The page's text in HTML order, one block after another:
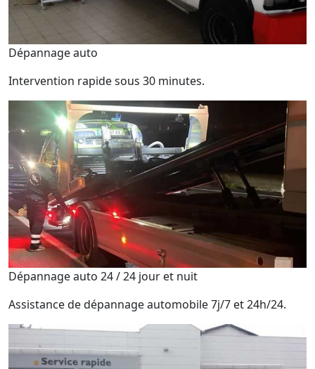
Dépannage auto
Intervention rapide sous 30 minutes.
Dépannage auto 24 / 24 jour et nuit
Assistance de dépannage automobile 7j/7 et 24h/24.